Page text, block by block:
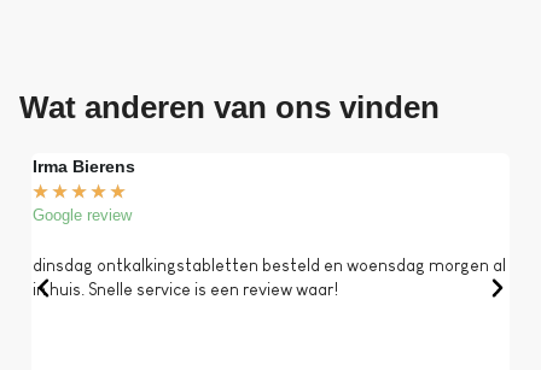
Wat anderen van ons vinden
Irma Bierens
★ ★ ★ ★ ★
Google review
dinsdag ontkalkingstabletten besteld en woensdag morgen al
in huis. Snelle service is een review waar!